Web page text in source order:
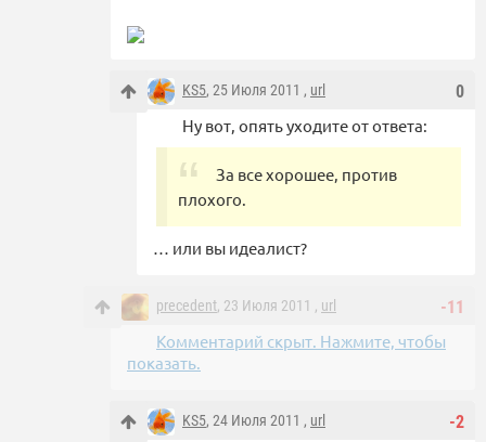
0
KS5, 25 Июля 2011 , url
Ну вот, опять уходите от ответа:
За все хорошее, против
плохого.
… или вы идеалист?
-11
precedent, 23 Июля 2011 , url
Комментарий скрыт. Нажмите, чтобы
показать.
-2
KS5, 24 Июля 2011 , url